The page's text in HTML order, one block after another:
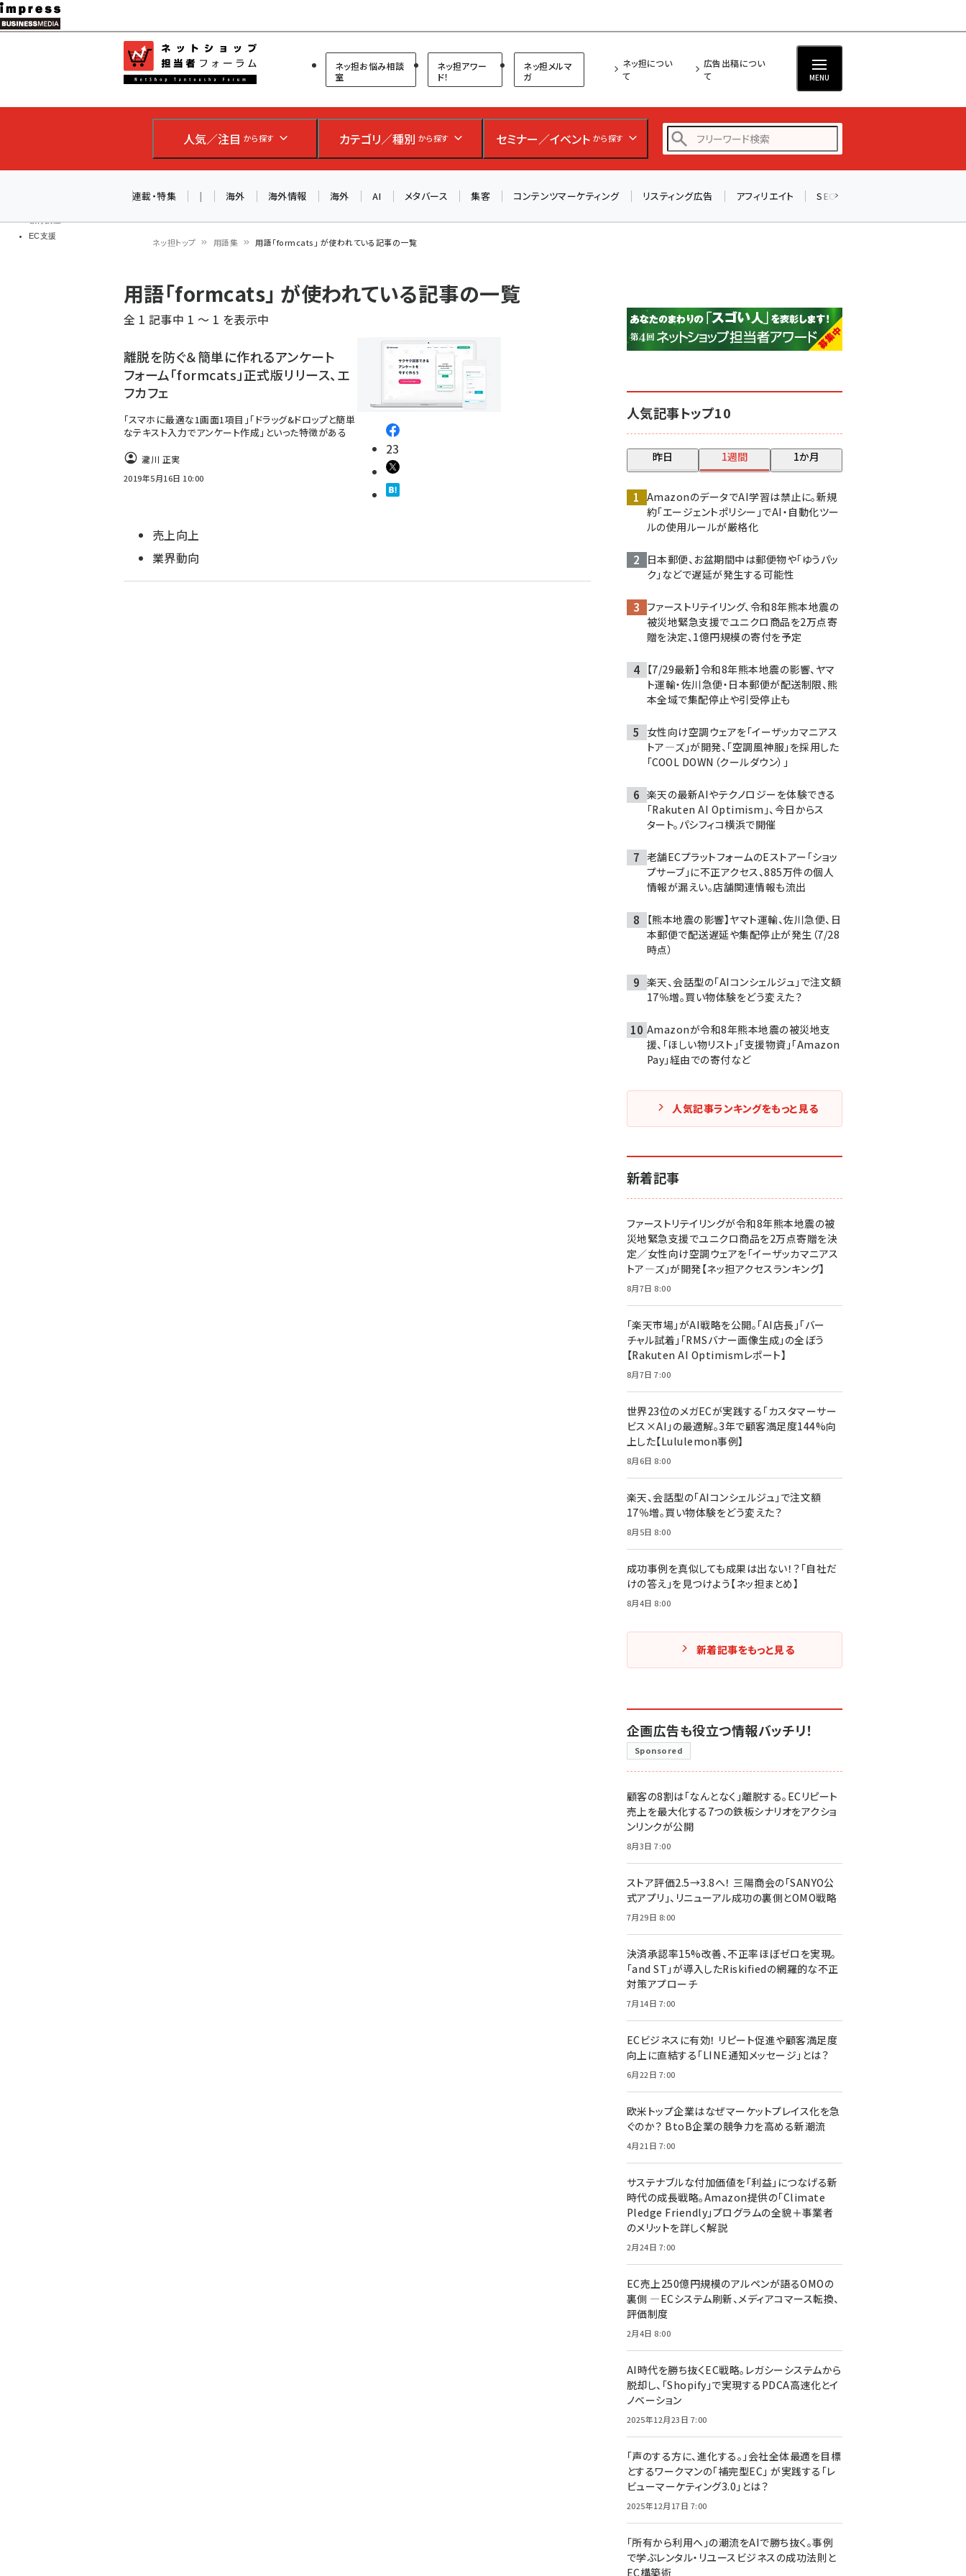
メ
イ
ン
ツ
移
教育講座
EC支援
ネットショップ担当者フォーラム
ネッ担お悩み相談
室
ネッ担アワー
ド！
ネッ担メルマ
ガ
ネッ担につい
て
広告出稿につい
て
MENU
人気／注目 から探す カテゴリ／種別 から探す セミナー／イベント から探す
アスクル (1122)
base (1083)
連載・特集 | 海外 海外情報 海外 AI メタバース 集客 コンテンツマーケティング リスティング広告 アフィリエイト SEO
ン
く
ず
ネッ担トップ 用語集 用語「formcats」 が使われている記事の一覧
用語「formcats」 が使われている記事の一覧
全 1 記事中 1 ～ 1 を表示中
離脱を防ぐ＆簡単に作れるアンケート
フォーム「formcats」正式版リリース、エ
フカフェ
「スマホに最適な1画面1項目」「ドラッグ&ドロップと簡単
なテキスト入力でアンケート作成」といった特徴がある
瀧川 正実
2019年5月16日 10:00
23
売上向上
業界動向
人気記事トップ10
昨日 1週間 1か月
AmazonのデータでAI学習は禁止に。新規
約「エージェントポリシー」でAI・自動化ツー
ルの使用ルールが厳格化
日本郵便、お盆期間中は郵便物や「ゆうパッ
ク」などで遅延が発生する可能性
ファーストリテイリング、令和8年熊本地震の
被災地緊急支援でユニクロ商品を2万点寄
贈を決定、1億円規模の寄付を予定
【7/29最新】令和8年熊本地震の影響、ヤマ
ト運輸・佐川急便・日本郵便が配送制限、熊
本全域で集配停止や引受停止も
女性向け空調ウェアを「イーザッカマニアス
トア―ズ」が開発、「空調風神服」を採用した
「COOL DOWN（クールダウン）」
楽天の最新AIやテクノロジーを体験できる
「Rakuten AI Optimism」、今日からス
タート。パシフィコ横浜で開催
老舗ECプラットフォームのEストアー「ショッ
プサーブ」に不正アクセス、885万件の個人
情報が漏えい。店舗関連情報も流出
【熊本地震の影響】ヤマト運輸、佐川急便、日
本郵便で配送遅延や集配停止が発生（7/28
時点）
楽天、会話型の「AIコンシェルジュ」で注文額
17％増。買い物体験をどう変えた？
Amazonが令和8年熊本地震の被災地支
援、「ほしい物リスト」「支援物資」「Amazon
Pay」経由での寄付など
人気記事ランキングをもっと見る
新着記事
ファーストリテイリングが令和8年熊本地震の被
災地緊急支援でユニクロ商品を2万点寄贈を決
定／女性向け空調ウェアを「イーザッカマニアス
トア―ズ」が開発【ネッ担アクセスランキング】
8月7日 8:00
「楽天市場」がAI戦略を公開。「AI店長」「バー
チャル試着」「RMSバナー画像生成」の全ぼう
【Rakuten AI Optimismレポート】
8月7日 7:00
世界23位のメガECが実践する「カスタマーサー
ビス×AI」の最適解。3年で顧客満足度144%向
上した【Lululemon事例】
8月6日 8:00
楽天、会話型の「AIコンシェルジュ」で注文額
17％増。買い物体験をどう変えた？
8月5日 8:00
成功事例を真似しても成果は出ない！？「自社だ
けの答え」を見つけよう【ネッ担まとめ】
8月4日 8:00
新着記事をもっと見る
企画広告も役立つ情報バッチリ！
Sponsored
顧客の8割は「なんとなく」離脱する。ECリピート
売上を最大化する7つの鉄板シナリオをアクショ
ンリンクが公開
8月3日 7:00
ストア評価2.5→3.8へ！ 三陽商会の「SANYO公
式アプリ」、リニューアル成功の裏側とOMO戦略
7月29日 8:00
決済承認率15%改善、不正率ほぼゼロを実現。
「and ST」が導入したRiskifiedの網羅的な不正
対策アプローチ
7月14日 7:00
ECビジネスに有効！ リピート促進や顧客満足度
向上に直結する「LINE通知メッセージ」とは？
6月22日 7:00
欧米トップ企業はなぜマーケットプレイス化を急
ぐのか？ BtoB企業の競争力を高める新潮流
4月21日 7:00
サステナブルな付加価値を「利益」につなげる新
時代の成長戦略。Amazon提供の「Climate
Pledge Friendly」プログラムの全貌＋事業者
のメリットを詳しく解説
2月24日 7:00
EC売上250億円規模のアルペンが語るOMOの
裏側 ―ECシステム刷新、メディアコマース転換、
評価制度
2月4日 8:00
AI時代を勝ち抜くEC戦略。レガシーシステムから
脱却し、「Shopify」で実現するPDCA高速化とイ
ノベーション
2025年12月23日 7:00
「声のする方に、進化する。」会社全体最適を目標
とするワークマンの「補完型EC」 が実践する「レ
ビューマーケティング3.0」とは？
2025年12月17日 7:00
「所有から利用へ」の潮流をAIで勝ち抜く。事例
で学ぶレンタル・リユースビジネスの成功法則と
EC構築術